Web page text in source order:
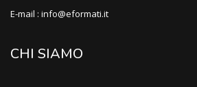
E-mail : info@eformati.it
CHI SIAMO